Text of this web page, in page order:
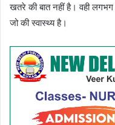
खतरे की बात नहीं है। वही
जो की स्वास्थ्य है।